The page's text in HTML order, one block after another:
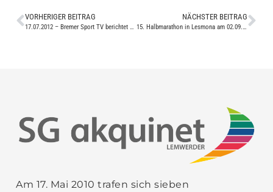
VORHERIGER BEITRAG
17.07.2012 – Bremer Sport TV berichtet über „Lemwerder bewegt sich“
NÄCHSTER BEITRAG
15. Halbmarathon in Lesmona am 02.09.2012
Am 17. Mai 2010 trafen sich sieben